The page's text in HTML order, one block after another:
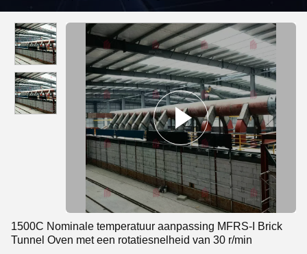
1500C Nominale temperatuur aanpassing MFRS-I Brick
Tunnel Oven met een rotatiesnelheid van 30 r/min